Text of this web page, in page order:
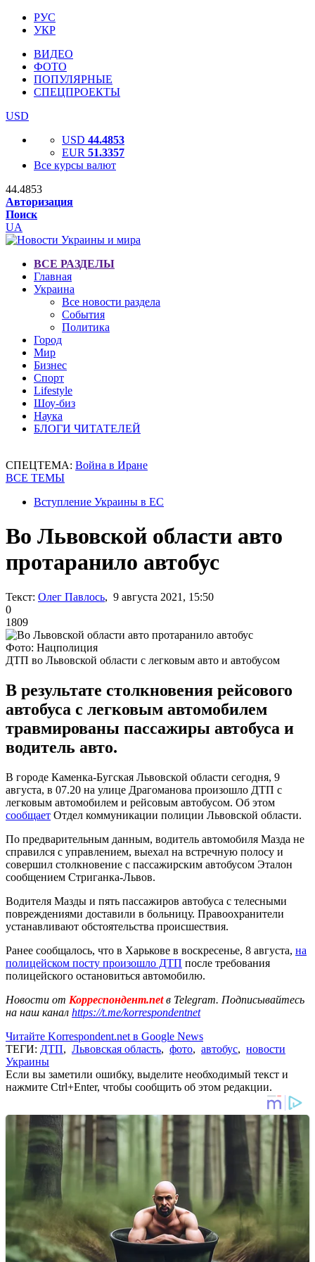
РУС
УКР
ВИДЕО
ФОТО
ПОПУЛЯРНЫЕ
СПЕЦПРОЕКТЫ
USD
USD 44.4853
EUR 51.3357
Все курсы валют
44.4853
Авторизация
Поиск
UA
ВСЕ РАЗДЕЛЫ
Главная
Украина
Все новости раздела
События
Политика
Город
Мир
Бизнес
Спорт
Lifestyle
Шоу-биз
Наука
БЛОГИ ЧИТАТЕЛЕЙ
СПЕЦТЕМА: Война в Иране
ВСЕ ТЕМЫ
Вступление Украины в ЕС
Во Львовской области авто
протаранило автобус
Текст: Олег Павлось, 9 августа 2021, 15:50
0
1809
Фото: Нацполиция
ДТП во Львовской области с легковым авто и автобусом
В результате столкновения рейсового
автобуса с легковым автомобилем
травмированы пассажиры автобуса и
водитель авто.
В городе Каменка-Бугская Львовской области сегодня, 9
августа, в 07.20 на улице Драгоманова произошло ДТП с
легковым автомобилем и рейсовым автобусом. Об этом
сообщает Отдел коммуникации полиции Львовской области.
По предварительным данным, водитель автомобиля Мазда не
справился с управлением, выехал на встречную полосу и
совершил столкновение с пассажирским автобусом Эталон
сообщением Стриганка-Львов.
Водителя Мазды и пять пассажиров автобуса с телесными
повреждениями доставили в больницу. Правоохранители
устанавливают обстоятельства происшествия.
Ранее сообщалось, что в Харькове в воскресенье, 8 августа, на
полицейском посту произошло ДТП после требования
полицейского остановиться автомобилю.
Новости от Корреспондент.netв Telegram. Подписывайтесь
на наш канал https://t.me/korrespondentnet
Читайте Korrespondent.net в Google News
ТЕГИ: ДТП, Львовская область, фото, автобус, новости
Украины
Если вы заметили ошибку, выделите необходимый текст и
нажмите Ctrl+Enter, чтобы сообщить об этом редакции.